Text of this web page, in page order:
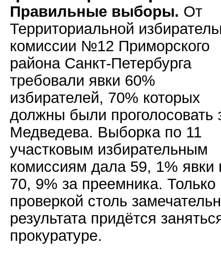
Правильные выборы. От
Территориальной
комиссии №12 Приморского
района Санкт-Петербурга
требовали явки 60%
избирателей, 70% которых
должны были проголосовать
Медведева. Выборка по 11
участковым избирательным
комиссиям дала 59, 1% явки
70, 9% за преемника. Только
проверкой столь
результата придётся
прокуратуре.